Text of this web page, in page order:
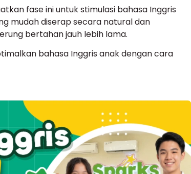
fase ini untuk stimulasi bahasa Inggris
mudah diserap secara natural dan
bertahan jauh lebih lama.
bahasa Inggris anak dengan cara